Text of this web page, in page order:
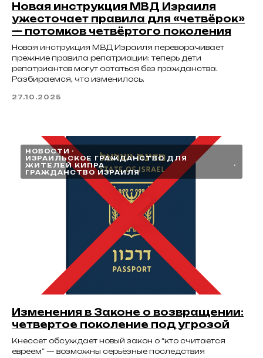
Новая инструкция МВД Израиля
ужесточает правила для «четвёрок»
— потомков четвёртого поколения
Новая инструкция МВД Израиля переворачивает
прежние правила репатриации: теперь дети
репатриантов могут остаться без гражданства.
Разбираемся, что изменилось.
27.10.2025
НОВОСТИ
ИЗРАИЛЬСКОЕ ГРАЖДАНСТВО ДЛЯ
ЖИТЕЛЕЙ КИПРА
ГРАЖДАНСТВО ИЗРАИЛЯ
Изменения в Законе о возвращении:
четвертое поколение под угрозой
Кнессет обсуждает новый закон о “кто считается
евреем” — возможны серьёзные последствия